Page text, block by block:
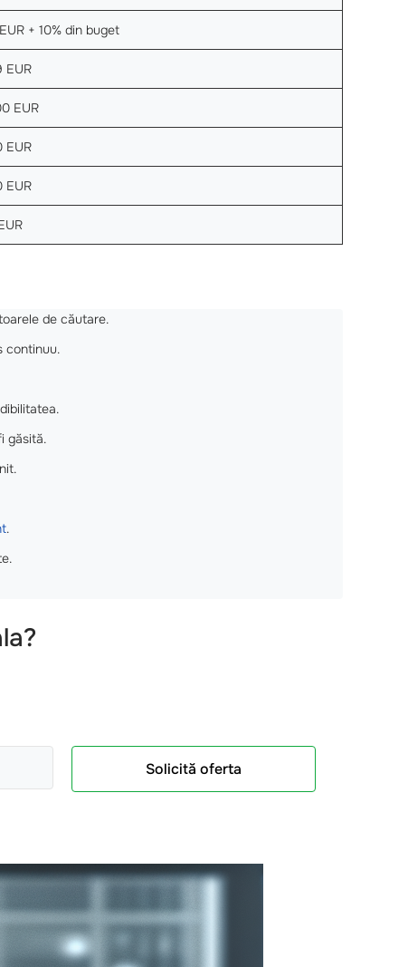
+ 10% din buget
EUR
EUR
EUR
EUR
de căutare.
continuu.
găsită.
.
Solicită oferta